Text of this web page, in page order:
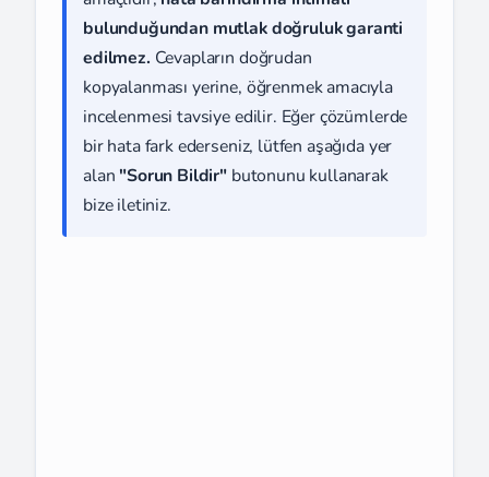
bulunduğundan mutlak doğruluk garanti
edilmez. Cevapların doğrudan
kopyalanması yerine, öğrenmek amacıyla
incelenmesi tavsiye edilir. Eğer çözümlerde
bir hata fark ederseniz, lütfen aşağıda yer
alan "Sorun Bildir" butonunu kullanarak
bize iletiniz.